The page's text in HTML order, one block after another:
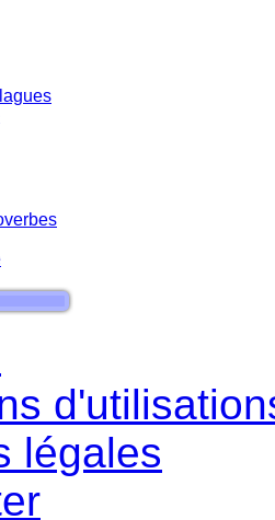
légales